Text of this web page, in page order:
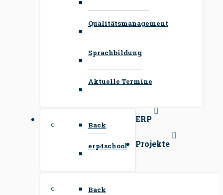
Qualitätsmanagement
Sprachbildung
Aktuelle Termine
ERP
Back
erp4school Projekte
Back